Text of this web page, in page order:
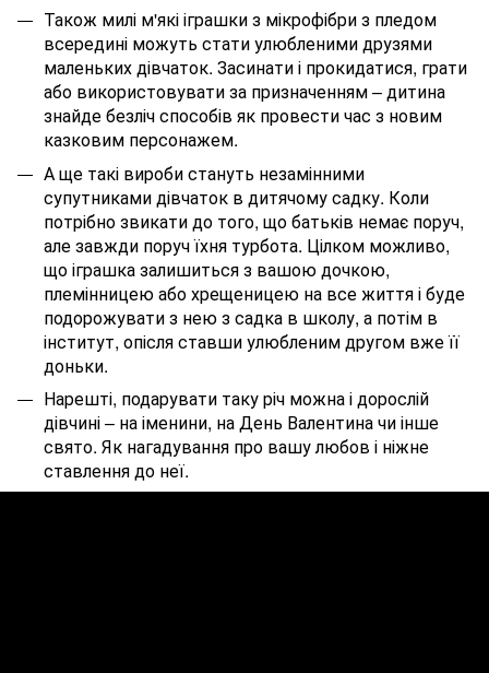
Також милі м'які іграшки з мікрофібри з пледом
всередині можуть стати улюбленими друзями
маленьких дівчаток. Засинати і прокидатися, грати
або використовувати за призначенням – дитина
знайде безліч способів як провести час з новим
казковим персонажем.
А ще такі вироби стануть незамінними
супутниками дівчаток в дитячому садку. Коли
потрібно звикати до того, що батьків немає поруч,
але завжди поруч їхня турбота. Цілком можливо,
що іграшка залишиться з вашою дочкою,
племінницею або хрещеницею на все життя і буде
подорожувати з нею з садка в школу, а потім в
інститут, опісля ставши улюбленим другом вже її
доньки.
Нарешті, подарувати таку річ можна і дорослій
дівчині – на іменини, на День Валентина чи інше
свято. Як нагадування про вашу любов і ніжне
ставлення до неї.